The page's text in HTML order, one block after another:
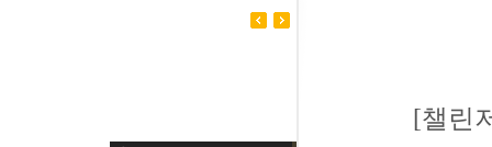
[챌린